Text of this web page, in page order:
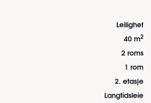
Leilighet
40 m2
2 roms
1 rom
2. etasje
Langtidsleie